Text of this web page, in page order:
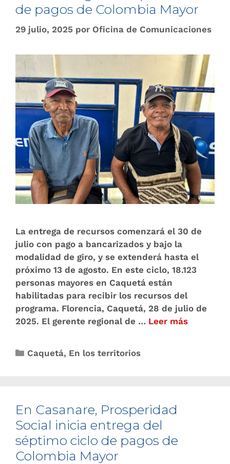
de pagos de Colombia Mayor
29 julio, 2025 por Oficina de Comunicaciones
La entrega de recursos comenzará el 30 de
julio con pago a bancarizados y bajo la
modalidad de giro, y se extenderá hasta el
próximo 13 de agosto. En este ciclo, 18.123
personas mayores en Caquetá están
habilitadas para recibir los recursos del
programa. Florencia, Caquetá, 28 de julio de
2025. El gerente regional de … Leer más
Caquetá, En los territorios
En Casanare, Prosperidad
Social inicia entrega del
séptimo ciclo de pagos de
Colombia Mayor